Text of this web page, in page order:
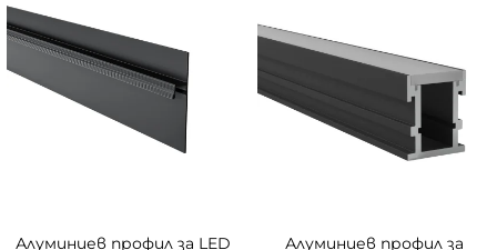
Алуминиев профил за LED
Алуминиев профил за